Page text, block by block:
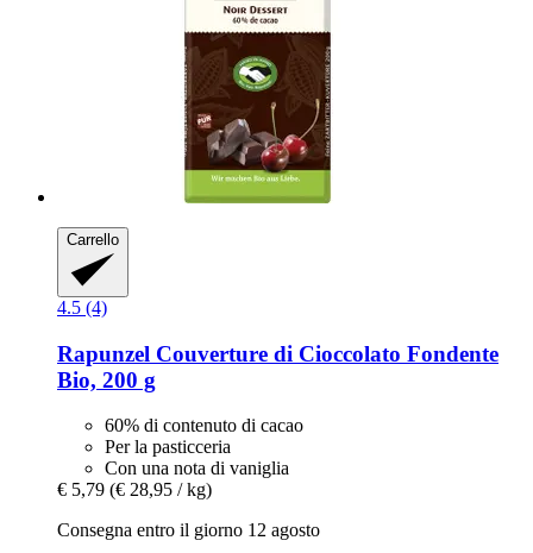
Carrello
4.5 (4)
Rapunzel Couverture di Cioccolato Fondente
Bio, 200 g
60% di contenuto di cacao
Per la pasticceria
Con una nota di vaniglia
€ 5,79 (€ 28,95 / kg)
Consegna entro il giorno 12 agosto